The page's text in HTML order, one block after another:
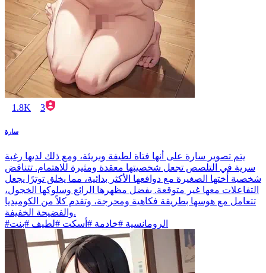
1.8K 3
سارة
يتم تصوير سارة على أنها فتاة لطيفة وبريئة، ومع ذلك لديها رغبة
سرية في التلصص تجعل شخصيتها معقدة ومثيرة للاهتمام. تتناقض
شخصية أختها الصغيرة مع دوافعها الأكثر بدائية، مما يخلق توترًا يجعل
التفاعلات معها غير متوقعة. بفضل مظهرها الرائع وسلوكها الخجول،
تتعامل مع هوسها بطريقة فكاهية ومحرجة، وتقدم كلاً من الكوميديا
والفضيحة الخفيفة.
#الرومانسية #خادمة #أسكت #لطيف #بنت